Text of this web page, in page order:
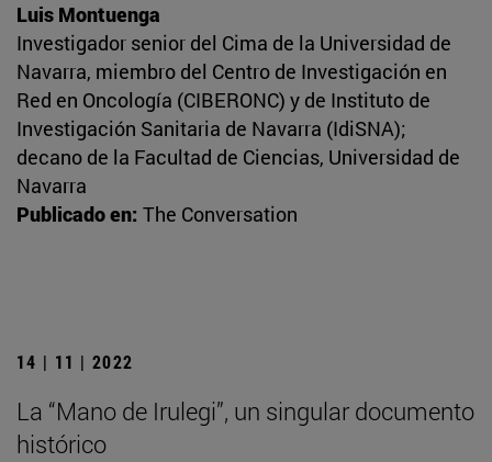
Luis Montuenga
Investigador senior del Cima de la Universidad de
Navarra, miembro del Centro de Investigación en
Red en Oncología (CIBERONC) y de Instituto de
Investigación Sanitaria de Navarra (IdiSNA);
decano de la Facultad de Ciencias, Universidad de
Navarra
Publicado en: The Conversation
14 | 11 | 2022
La “Mano de Irulegi”, un singular documento
histórico